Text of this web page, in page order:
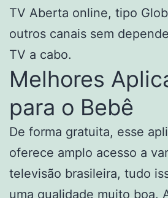
TV Aberta online, tipo
outros canais sem
TV a cabo.
Melhores
para o Bebê
De forma gratuita, esse
oferece amplo acesso a
televisão brasileira, tudo
uma qualidade muito boa.